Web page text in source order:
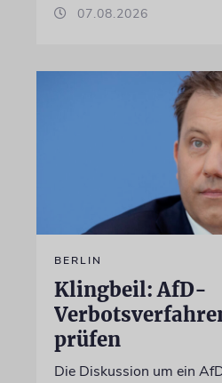
07.08.2026
BERLIN
Klingbeil: AfD-
prüfen
Die Diskussion um ein